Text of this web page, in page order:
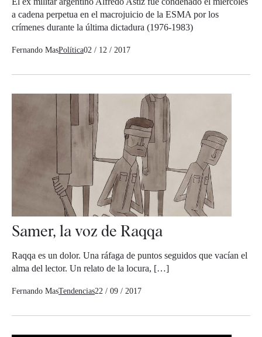
a cadena perpetua en el macrojuicio de la ESMA por los
crímenes durante la última dictadura (1976-1983)
Fernando MasPolítica02 / 12 / 2017
Samer, la voz de Raqqa
Raqqa es un dolor. Una ráfaga de puntos seguidos que vacían el
alma del lector. Un relato de la locura, […]
Fernando MasTendencias22 / 09 / 2017